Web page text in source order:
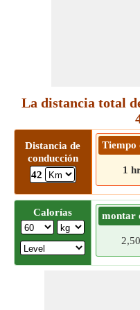
La distancia total
Distancia de
conducción
42
Tiempo
1
Calorías montar